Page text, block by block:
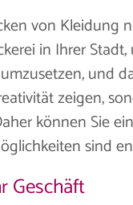
von Kleidung
in Ihrer
und
zeigen,
können Sie
sind
Geschäft